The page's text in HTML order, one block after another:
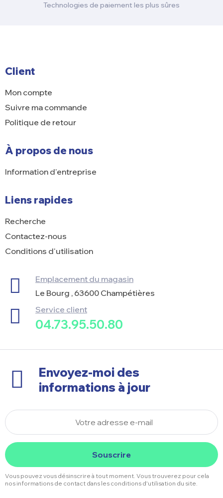
Technologies de paiement les plus sûres
Client
Mon compte
Suivre ma commande
Politique de retour
À propos de nous
Information d'entreprise
Liens rapides
Recherche
Contactez-nous
Conditions d'utilisation
Emplacement du magasin
Le Bourg , 63600 Champétières
Service client
04.73.95.50.80
Envoyez-moi des
informations à jour
Souscrire
Vous pouvez vous désinscrire à tout moment. Vous trouverez pour cela
nos informations de contact dans les conditions d'utilisation du site.